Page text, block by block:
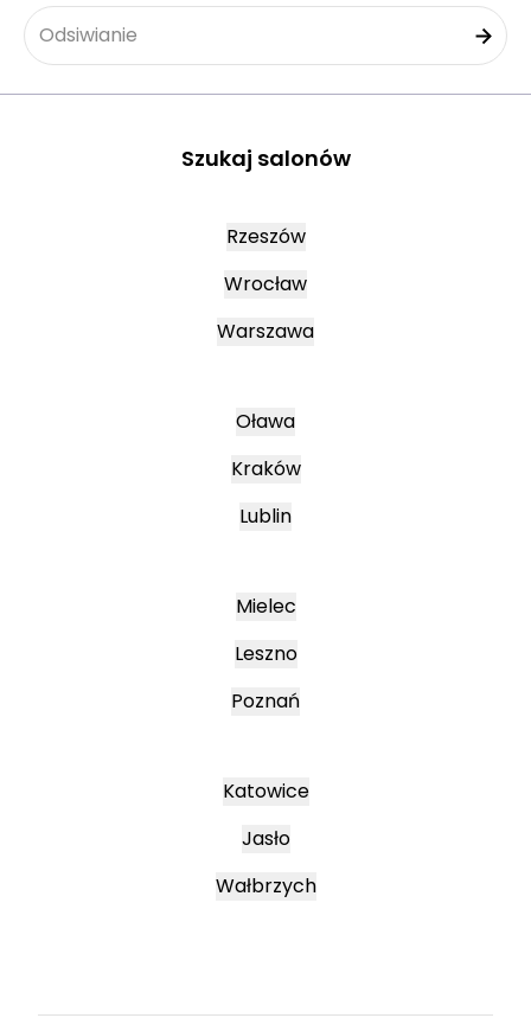
Odsiwianie
Szukaj salonów
Rzeszów
Wrocław
Warszawa
Oława
Kraków
Lublin
Mielec
Leszno
Poznań
Katowice
Jasło
Wałbrzych